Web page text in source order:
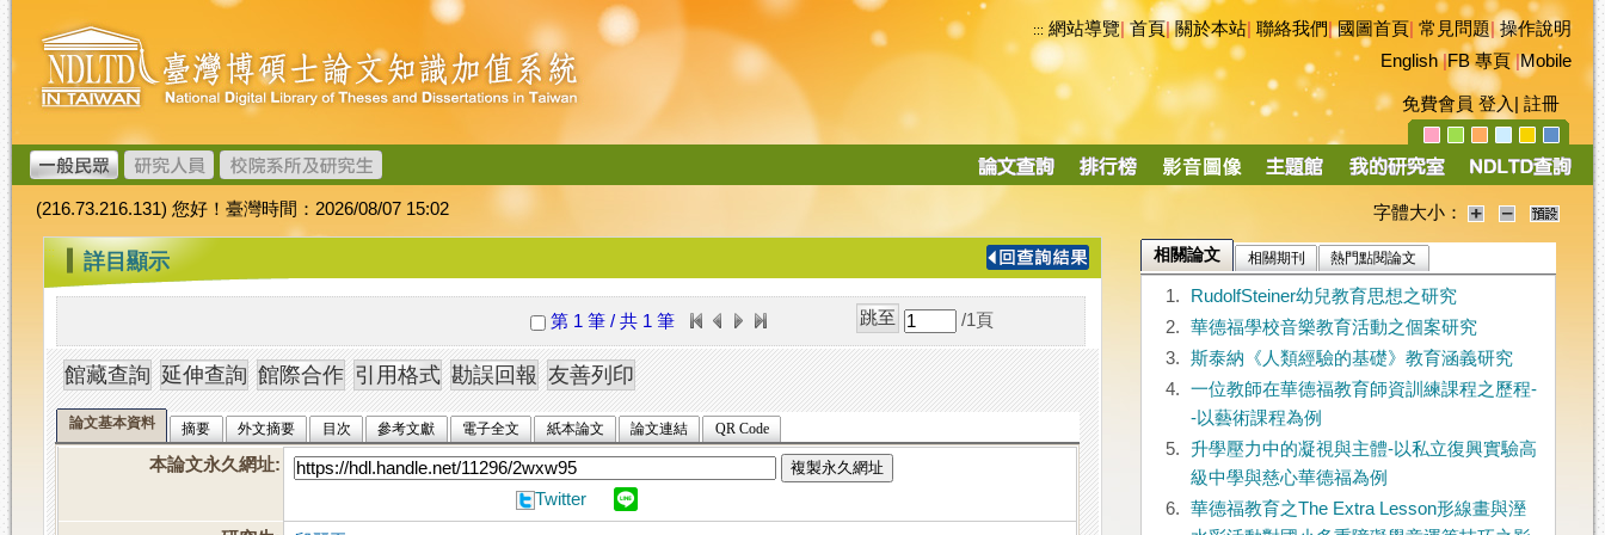
跳
到
主
要
內
容
臺
灣
博
碩
士
論
文
加
值
系
統
::: 網站導覽|首頁|關於本站 聯絡我們|國圖首頁 常見問題|操作說明
English|FB 專頁|Mobile
免費會員 登入 註冊
導
(216.73.216.131) 您好！臺灣時間：2026/08/07 15:02 字體大小：
::: 詳目顯示
第 1 筆 / 共 1 筆 /1 頁
論文基本資料 摘要 外文摘要 目次 參考文獻 電子全文 紙本論文 論文連結 QR Code
本論文永久網址: 複製永久網址
Twitter
相關論文 相關期刊 熱門點閱論文
1.
RudolfSteiner幼兒教育思想之研究
2.
華德福學校音樂教育活動之個案研究
3.
斯泰納《人類經驗的基礎》教育涵義研究
4.
一位教師在華德福教育師資訓練課程之歷程-
-以藝術課程為例
5.
升學壓力中的凝視與主體-以私立復興實驗高
級中學與慈心華德福為例
6.
華德福教育之The Extra Lesson形線畫與溼